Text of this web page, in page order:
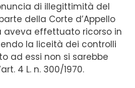
di illegittimità del
della Corte d’Appello
aveva effettuato ricorso in
la liceità dei controlli
ad essi non si sarebbe
4 L. n. 300/1970.